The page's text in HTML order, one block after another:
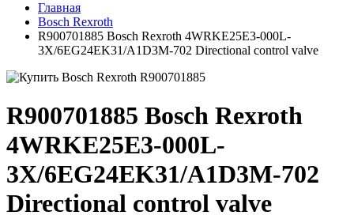
Главная
Bosch Rexroth
R900701885 Bosch Rexroth 4WRKE25E3-000L-
3X/6EG24EK31/A1D3M-702 Directional control valve
R900701885 Bosch Rexroth
4WRKE25E3-000L-
3X/6EG24EK31/A1D3M-702
Directional control valve